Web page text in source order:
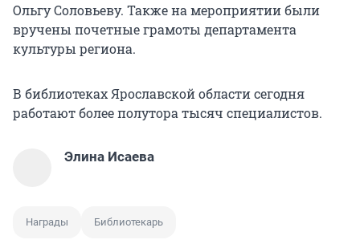
Ольгу Соловьеву. Также на мероприятии были
вручены почетные грамоты департамента
культуры региона.
В библиотеках Ярославской области сегодня
работают более полутора тысяч специалистов.
Элина Исаева
Награды Библиотекарь